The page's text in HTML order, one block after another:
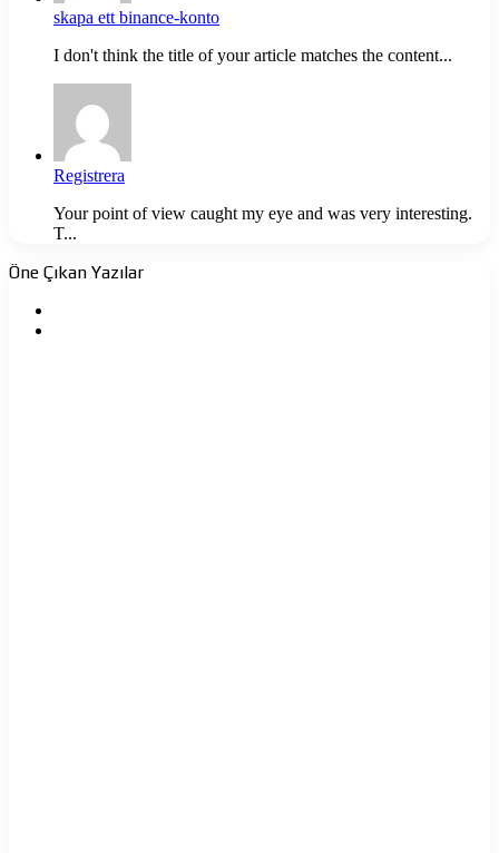
skapa ett binance-konto
I don't think the title of your article matches the content...
Registrera
Your point of view caught my eye and was very interesting.
T...
Öne Çıkan Yazılar